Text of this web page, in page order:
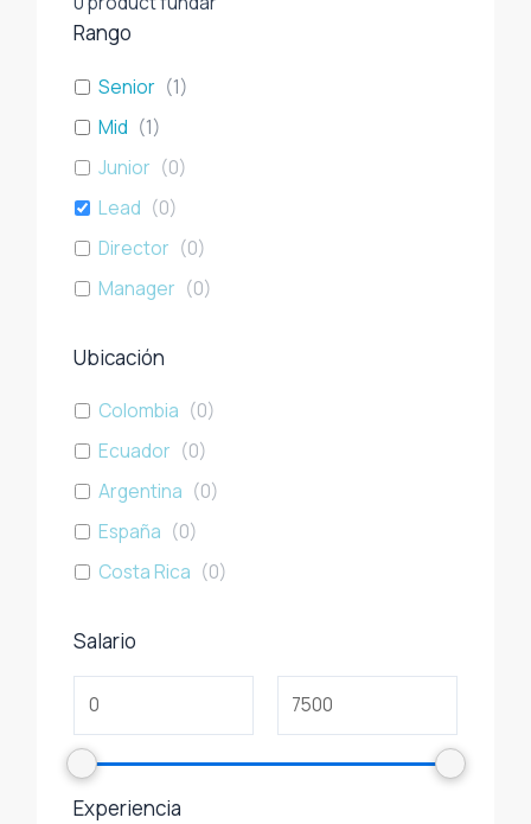
Rango
Senior (1)
Mid (1)
Junior (0)
Lead (0)
Director (0)
Manager (0)
Ubicación
Colombia (0)
Ecuador (0)
Argentina (0)
España (0)
Costa Rica (0)
Salario
Experiencia